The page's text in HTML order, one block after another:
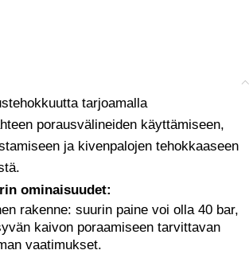
tarjoamalla
porausvälineiden käyttämiseen,
ja kivenpalojen tehokkaaseen
ominaisuudet:
rakenne: suurin paine voi olla 40 bar,
kaivon poraamiseen tarvittavan
vaatimukset.